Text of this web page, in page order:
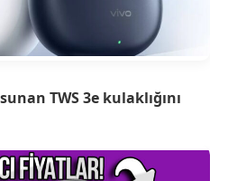
TWS 3e kulaklığını